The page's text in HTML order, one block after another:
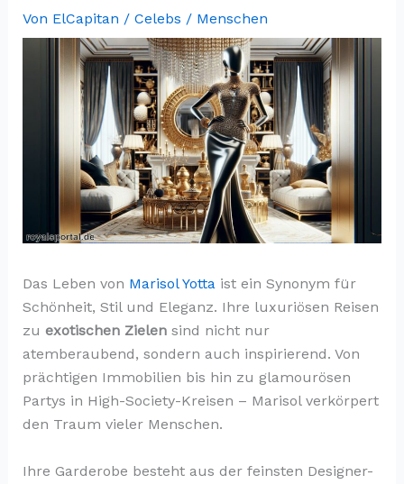
Von ElCapitan / Celebs / Menschen
Das Leben von Marisol Yottaist ein Synonym für
Schönheit, Stil und Eleganz. Ihre luxuriösen Reisen
zu exotischen Zielensind nicht nur
atemberaubend, sondern auch inspirierend. Von
prächtigen Immobilien bis hin zu glamourösen
Partys in High-Society-Kreisen – Marisol verkörpert
den Traum vieler Menschen.
Ihre Garderobe besteht aus der feinsten Designer-